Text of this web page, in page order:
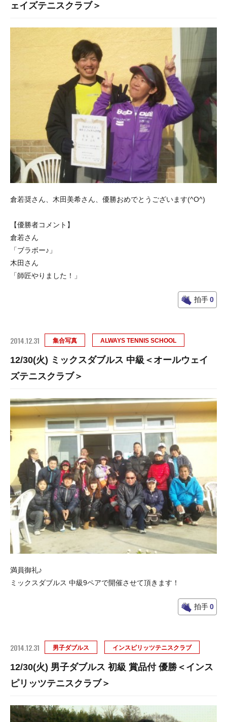
ェイズテニスクラブ＞
倉若奨さん、木田美希さん、優勝おめでとうございます(^O^)
【優勝者コメント】
倉若さん
「ブラボー♪」
木田さん
「師匠やりました！」
拍手0
2014.12.31 集合写真 ALWAYS TENNIS SCHOOL
12/30(火) ミックスダブルス 中級＜オールウェイ
ズテニスクラブ＞
満員御礼♪
ミックスダブルス 中級9ペアで開催させて頂きます！
拍手0
2014.12.31 男子ダブルス インスピリッツテニスクラブ
12/30(火) 男子ダブルス 初級 賞品付 優勝＜インス
ピリッツテニスクラブ＞